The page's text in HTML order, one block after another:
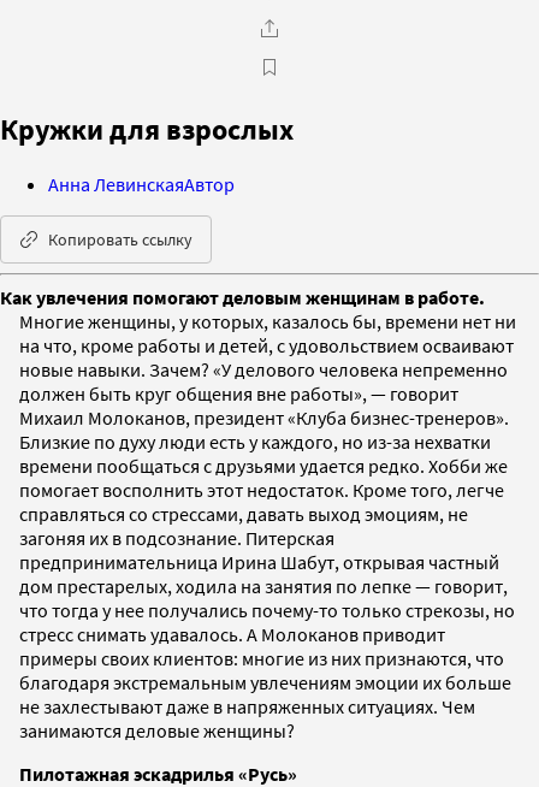
Кружки для взрослых
Анна ЛевинскаяАвтор
Копировать ссылку
Как увлечения помогают деловым женщинам в работе.
Многие женщины, у которых, казалось бы, времени нет ни
на что, кроме работы и детей, с удовольствием осваивают
новые навыки. Зачем? «У делового человека непременно
должен быть круг общения вне работы», — говорит
Михаил Молоканов, президент «Клуба бизнес-тренеров».
Близкие по духу люди есть у каждого, но из-за нехватки
времени пообщаться с друзьями удается редко. Хобби же
помогает восполнить этот недостаток. Кроме того, легче
справляться со стрессами, давать выход эмоциям, не
загоняя их в подсознание. Питерская
предпринимательница Ирина Шабут, открывая частный
дом престарелых, ходила на занятия по лепке — говорит,
что тогда у нее получались почему-то только стрекозы, но
стресс снимать удавалось. А Молоканов приводит
примеры своих клиентов: многие из них признаются, что
благодаря экстремальным увлечениям эмоции их больше
не захлестывают даже в напряженных ситуациях. Чем
занимаются деловые женщины?
Пилотажная эскадрилья «Русь»